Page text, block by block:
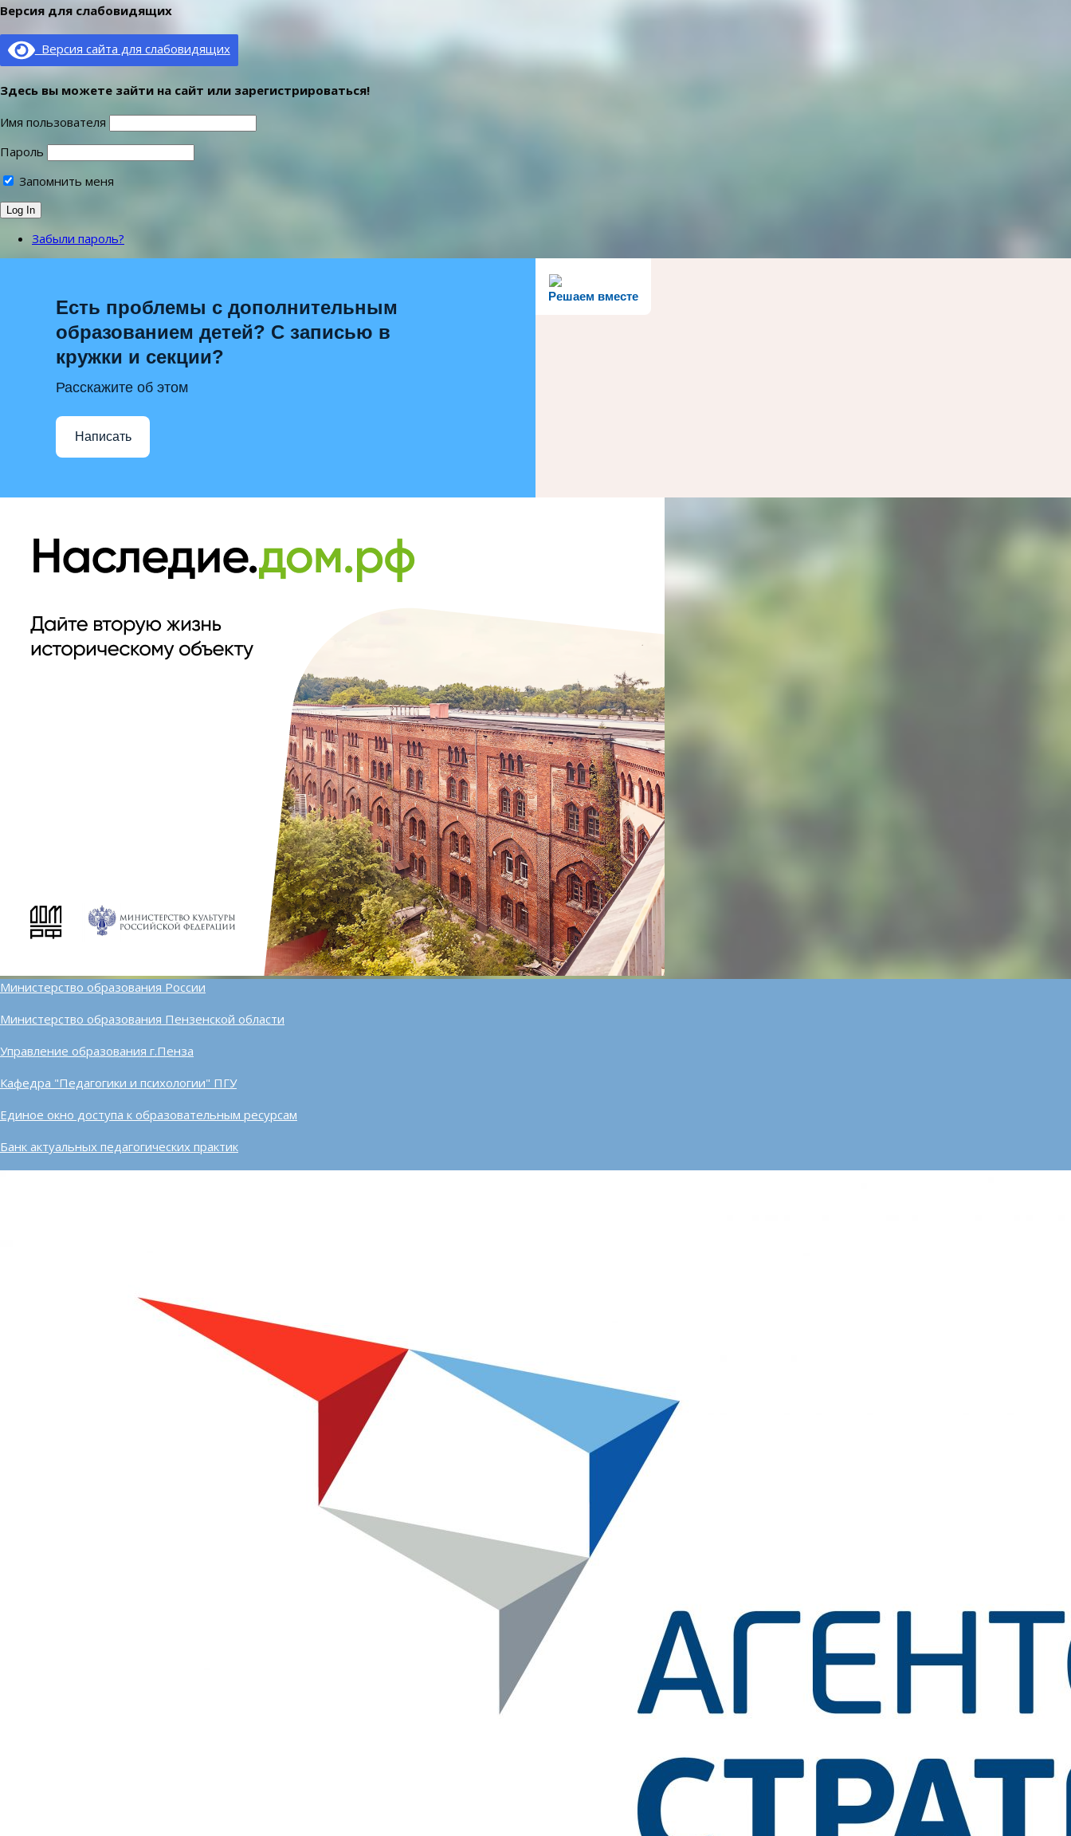
Версия для слабовидящих
Версия сайта для слабовидящих
Здесь вы можете зайти на сайт или зарегистрироваться!
Имя пользователя
Пароль
Запомнить меня
Забыли пароль?
Решаем вместе
Есть проблемы с дополнительным
образованием детей? С записью в
кружки и секции?
Расскажите об этом
Написать
Министерство образования России
Министерство образования Пензенской области
Управление образования г.Пенза
Кафедра "Педагогики и психологии" ПГУ
Единое окно доступа к образовательным ресурсам
Банк актуальных педагогических практик